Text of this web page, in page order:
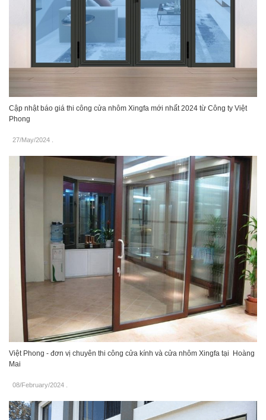
Cập nhật báo giá thi công cửa nhôm Xingfa mới nhất 2024 từ Công ty Việt
Phong
27/May/2024
Việt Phong - đơn vị chuyên thi công cửa kính và cửa nhôm Xingfa tại Hoàng
Mai
08/February/2024 .